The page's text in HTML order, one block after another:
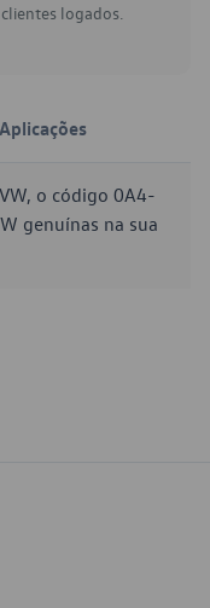
logados.
Aplicações
o código 0A4-
genuínas na sua